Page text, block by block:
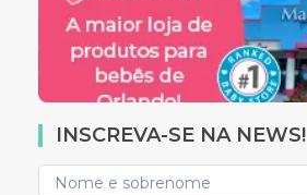
INSCREVA-SE NA NEWS!